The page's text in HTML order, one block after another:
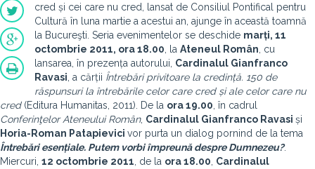
cred și cei care nu cred, lansat de Consiliul Pontifical pentru
Cultură în luna martie a acestui an, ajunge în această toamnă
la Bucureşti. Seria evenimentelor se deschide marți, 11
octombrie 2011, ora 18.00 , la Ateneul Român , cu
lansarea, în prezența autorului, Cardinalul Gianfranco
Ravasi , a cărții Întrebări privitoare la credință. 150 de
răspunsuri la întrebările celor care cred și ale celor care nu
cred (Editura Humanitas, 2011). De la ora 19.00 , în cadrul
Conferinţelor Ateneului Român, Cardinalul Gianfranco Ravasi și
Horia-Roman Patapievici vor purta un dialog pornind de la tema
Întrebări esențiale. Putem vorbi împreună despre Dumnezeu?.
Miercuri, 12 octombrie 2011 , de la ora 18.00 Cardinalul